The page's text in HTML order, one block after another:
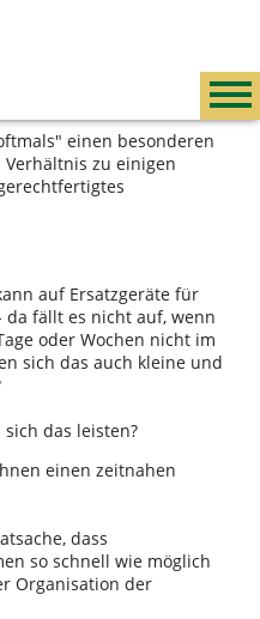
- PLANUNG -
einen besonderen
Verhältnis zu einigen
auf Ersatzgeräte für
fällt es nicht auf, wenn
oder Wochen nicht im
sich das auch kleine und
das leisten?
einen zeitnahen
dass
so schnell wie möglich
Organisation der